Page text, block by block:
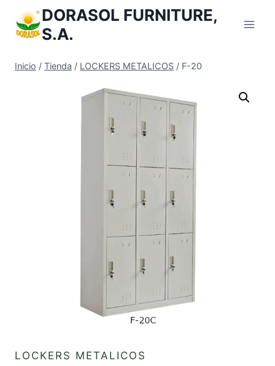
Contenido
DORASOL FURNITURE,
S.A.
Inicio / Tienda / LOCKERS METALICOS / F-20
LOCKERS METALICOS